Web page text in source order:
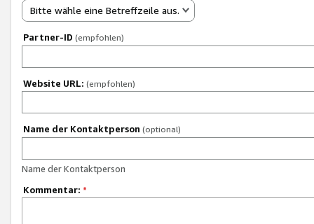
Bitte wähle eine Betreffzeile aus.
Partner-ID (empfohlen)
Website URL: (empfohlen)
Name der Kontaktperson (optional)
Name der Kontaktperson
Kommentar: *